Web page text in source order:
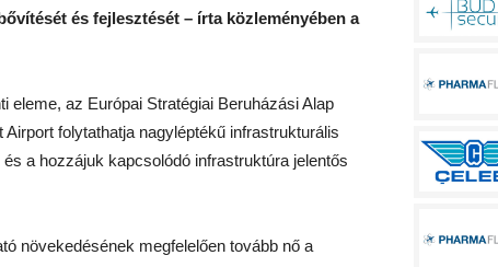
és fejlesztését – írta közleményében a
az Európai Stratégiai Beruházási Alap
folytathatja nagyléptékű infrastrukturális
a hozzájuk kapcsolódó infrastruktúra jelentős
növekedésének megfelelően tovább nő a